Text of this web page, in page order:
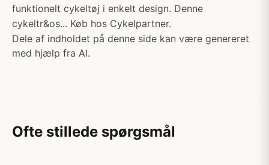
funktionelt cykeltøj i enkelt design. Denne
cykeltr&os... Køb hos Cykelpartner.
Dele af indholdet på denne side kan være genereret
med hjælp fra AI.
Ofte stillede spørgsmål